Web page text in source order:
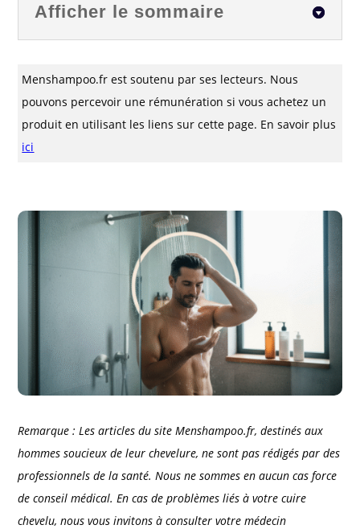
Afficher le sommaire
Menshampoo.fr est soutenu par ses lecteurs. Nous
pouvons percevoir une rémunération si vous achetez un
produit en utilisant les liens sur cette page. En savoir plus
ici
Remarque : Les articles du site Menshampoo.fr, destinés aux
hommes soucieux de leur chevelure, ne sont pas rédigés par des
professionnels de la santé. Nous ne sommes en aucun cas force
de conseil médical. En cas de problèmes liés à votre cuire
chevelu, nous vous invitons à consulter votre médecin